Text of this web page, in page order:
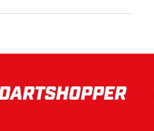
Darmowa wysyłka od 250 złoty